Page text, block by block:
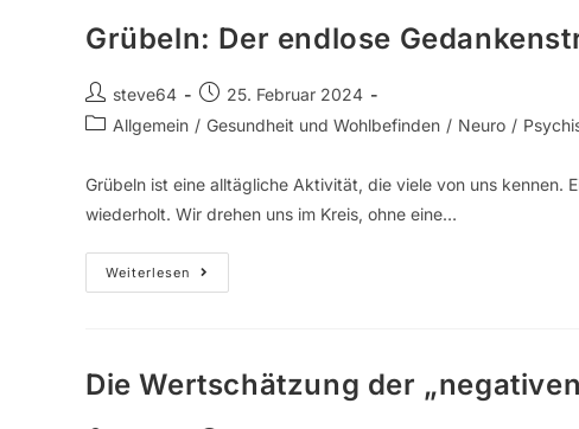
Grübeln: Der endlose
steve64
25. Februar 2024
Allgemein / Gesundheit und Wohlbefinden / Neuro /
Grübeln ist eine alltägliche Aktivität, die viele von uns kennen.
wiederholt. Wir drehen uns im Kreis, ohne eine…
Weiterlesen
Die Wertschätzung der